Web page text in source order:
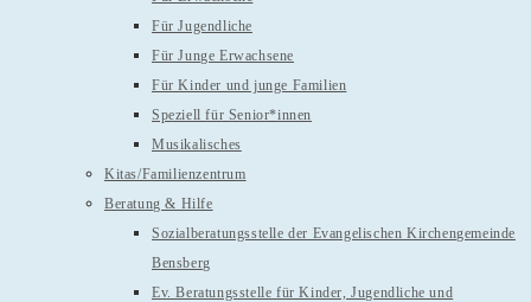
Für Jugendliche
Für Junge Erwachsene
Für Kinder und junge Familien
Speziell für Senior*innen
Musikalisches
Kitas/Familienzentrum
Beratung & Hilfe
Sozialberatungsstelle der Evangelischen Kirchengemeinde
Bensberg
Ev. Beratungsstelle für Kinder, Jugendliche und